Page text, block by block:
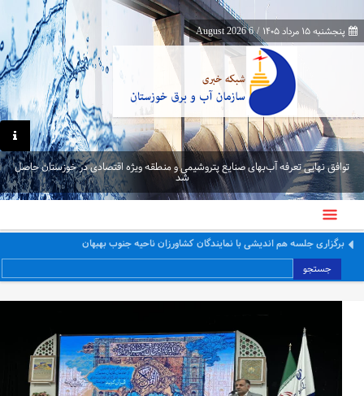
پنجشنبه ۱۵ مرداد ۱۴۰۵ /
6 August 2026
توافق نهایی تعرفه آب‌بهای صنایع پتروشیمی و منطقه ویژه اقتصادی در خوزستان حاصل
شد
معاون برنامه‌ریزی و اقتصادی وزارت نیرو از پایانه‌های مرزی چذابه و شلمچه بازدید کرد
جستجو